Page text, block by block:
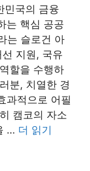
민국의 금융
는 핵심 공공
는 슬로건 아
지원, 국유
할을 수행하
분, 치열한 경
과적으로 어필
캠코의 자소
… 더 읽기